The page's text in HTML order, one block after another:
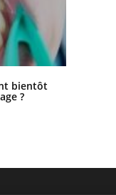
bientôt
?